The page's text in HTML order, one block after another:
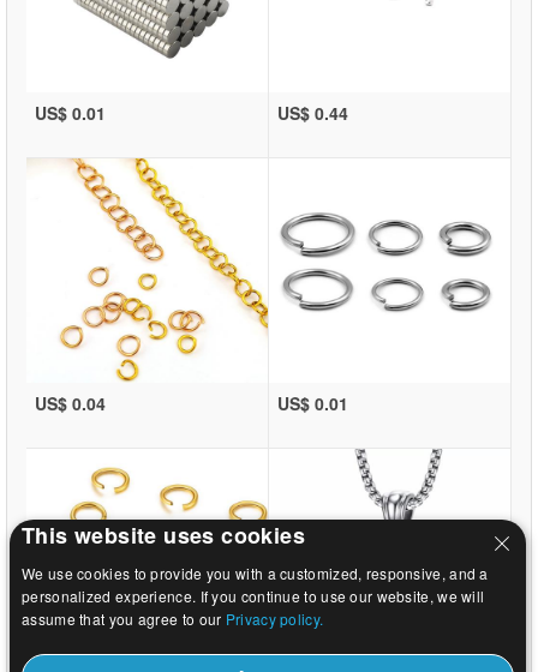
US$ 0.01 US$ 0.44
US$ 0.04 US$ 0.01
This website uses cookies
We use cookies to provide you with a customized, responsive, and a
personalized experience. If you continue to use our website, we will
assume that you agree to our Privacy policy.